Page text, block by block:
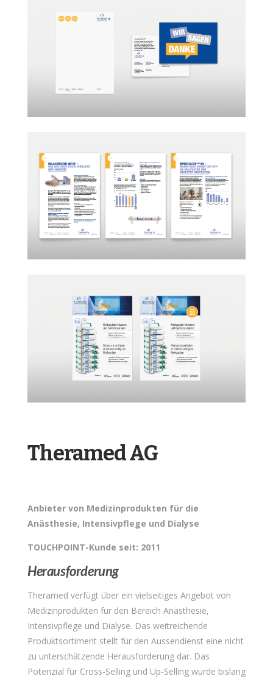
Theramed AG
Anbieter von Medizinprodukten für die
Anästhesie, Intensivpflege und Dialyse
TOUCHPOINT-Kunde seit: 2011
Herausforderung
Theramed verfügt über ein vielseitiges Angebot von
Medizinprodukten für den Bereich Anästhesie,
Intensivpflege und Dialyse. Das weitreichende
Produktsortiment stellt für den Aussendienst eine nicht
zu unterschätzende Herausforderung dar. Das
Potenzial für Cross-Selling und Up-Selling wurde bislang